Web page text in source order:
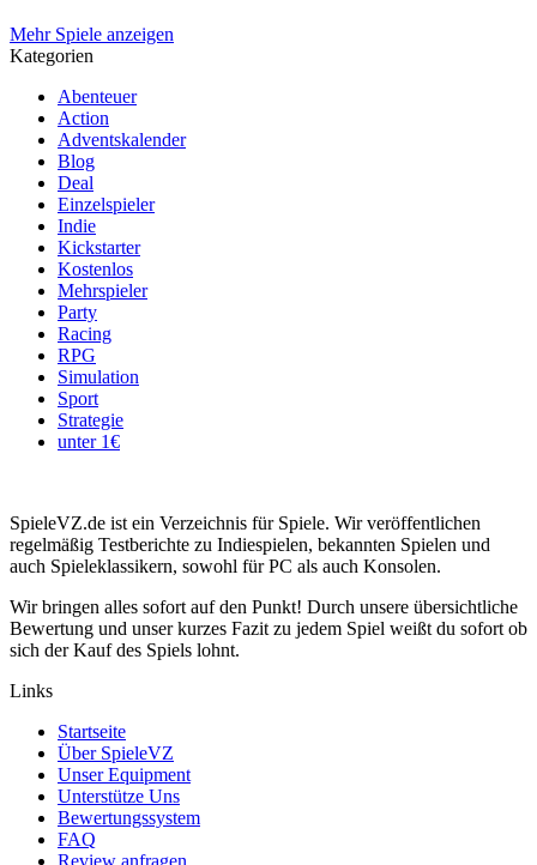
Mehr Spiele anzeigen
Kategorien
Abenteuer
Action
Adventskalender
Blog
Deal
Einzelspieler
Indie
Kickstarter
Kostenlos
Mehrspieler
Party
Racing
RPG
Simulation
Sport
Strategie
unter 1€
SpieleVZ.de ist ein Verzeichnis für Spiele. Wir veröffentlichen
regelmäßig Testberichte zu Indiespielen, bekannten Spielen und
auch Spieleklassikern, sowohl für PC als auch Konsolen.
Wir bringen alles sofort auf den Punkt! Durch unsere übersichtliche
Bewertung und unser kurzes Fazit zu jedem Spiel weißt du sofort ob
sich der Kauf des Spiels lohnt.
Links
Startseite
Über SpieleVZ
Unser Equipment
Unterstütze Uns
Bewertungssystem
FAQ
Review anfragen